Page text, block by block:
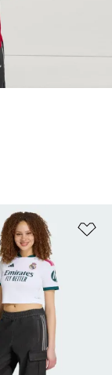
de produits